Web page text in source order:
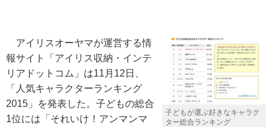
子どもが選ぶ好きなキャラク
ター総合ランキング
アイリスオーヤマが運営する情
報サイト「アイリス収納・インテ
リアドットコム」は11月12日、
「人気キャラクターランキング
2015」を発表した。子どもの総合
1位には「それいけ！アンマンマ